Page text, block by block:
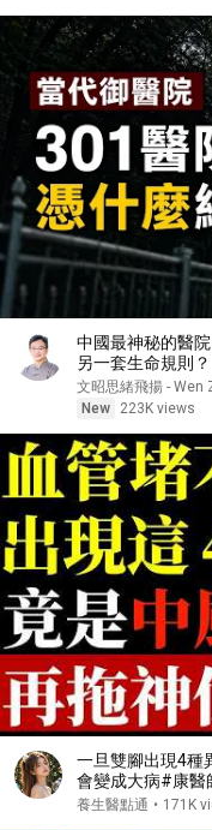
中國最神秘的醫
另一套生命規則
文昭思緒飛揚 - Wen
New
223K views
一旦雙腳出現4種
會變成大病#康醫
#肺栓塞 #銀髮族
養生醫點通 • 171K